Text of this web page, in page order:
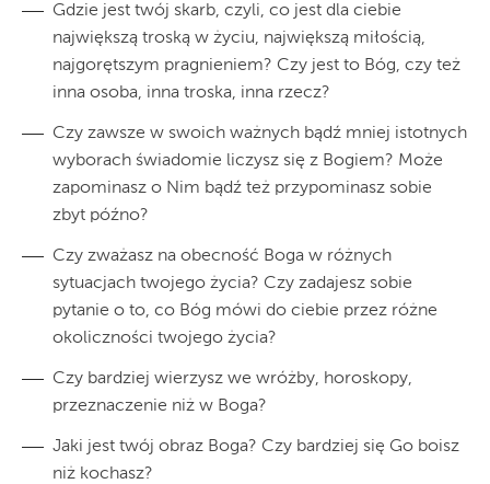
Gdzie jest twój skarb, czyli, co jest dla ciebie
największą troską w życiu, największą miłością,
najgorętszym pragnieniem? Czy jest to Bóg, czy też
inna osoba, inna troska, inna rzecz?
Czy zawsze w swoich ważnych bądź mniej istotnych
wyborach świadomie liczysz się z Bogiem? Może
zapominasz o Nim bądź też przypominasz sobie
zbyt późno?
Czy zważasz na obecność Boga w różnych
sytuacjach twojego życia? Czy zadajesz sobie
pytanie o to, co Bóg mówi do ciebie przez różne
okoliczności twojego życia?
Czy bardziej wierzysz we wróżby, horoskopy,
przeznaczenie niż w Boga?
Jaki jest twój obraz Boga? Czy bardziej się Go boisz
niż kochasz?